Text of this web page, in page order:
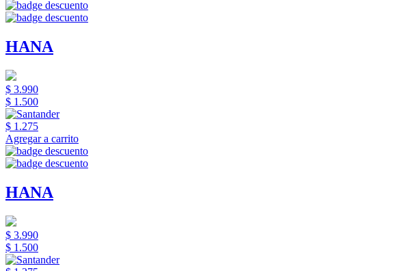
HANA
$ 3.990
$ 1.500
$ 1.275
Agregar a carrito
HANA
$ 3.990
$ 1.500